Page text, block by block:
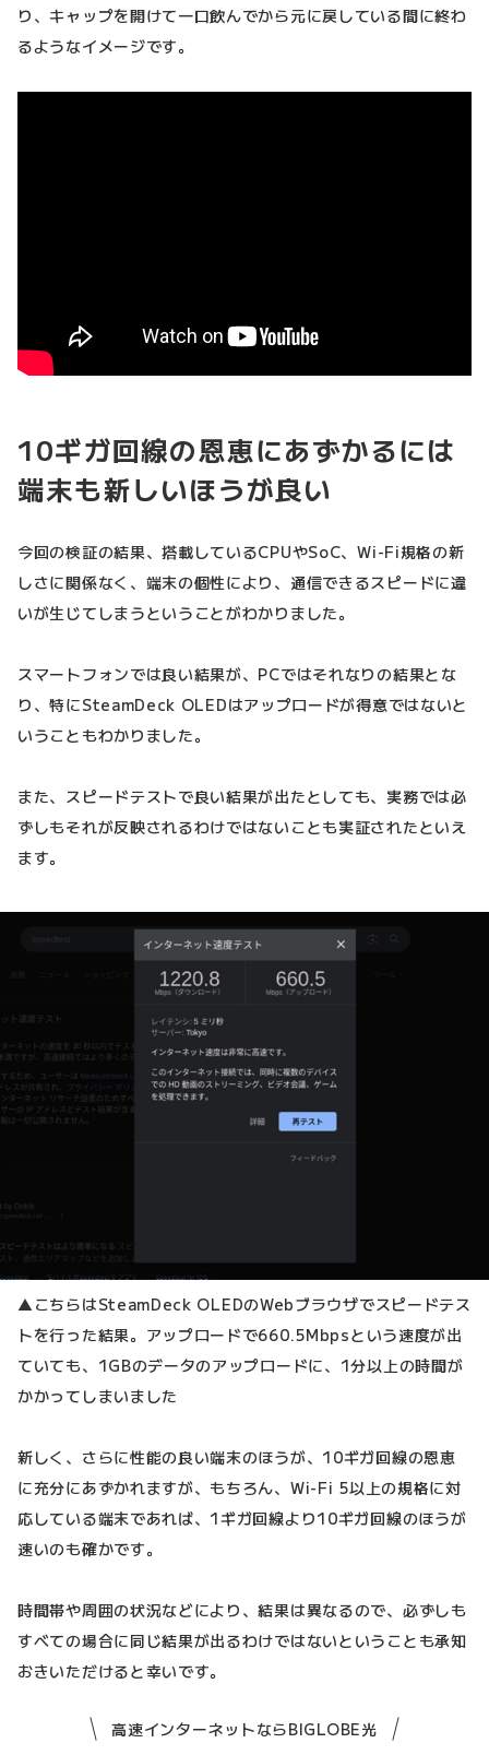
り、キャップを開けて一口飲んでから元に戻している間に終わ
るようなイメージです。
10ギガ回線の恩恵にあずかるには
端末も新しいほうが良い
今回の検証の結果、搭載しているCPUやSoC、Wi-Fi規格の新
しさに関係なく、端末の個性により、通信できるスピードに違
いが生じてしまうということがわかりました。
スマートフォンでは良い結果が、PCではそれなりの結果とな
り、特にSteamDeck OLEDはアップロードが得意ではないと
いうこともわかりました。
また、スピードテストで良い結果が出たとしても、実務では必
ずしもそれが反映されるわけではないことも実証されたといえ
ます。
▲こちらはSteamDeck OLEDのWebブラウザでスピードテス
トを行った結果。アップロードで660.5Mbpsという速度が出
ていても、1GBのデータのアップロードに、1分以上の時間が
かかってしまいました
新しく、さらに性能の良い端末のほうが、10ギガ回線の恩恵
に充分にあずかれますが、もちろん、Wi-Fi 5以上の規格に対
応している端末であれば、1ギガ回線より10ギガ回線のほうが
速いのも確かです。
時間帯や周囲の状況などにより、結果は異なるので、必ずしも
すべての場合に同じ結果が出るわけではないということも承知
おきいただけると幸いです。
高速インターネットならBIGLOBE光